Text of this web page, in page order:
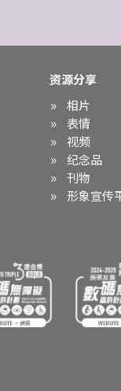
资源分享
相片
表情
视频
纪念品
刊物
形象宣传